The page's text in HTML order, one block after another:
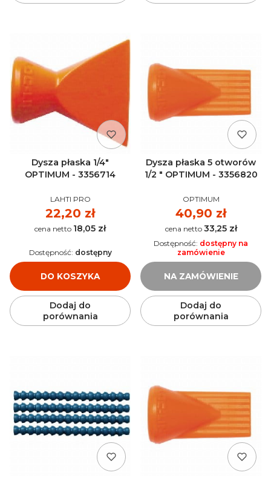
Dysza płaska 1/4"
OPTIMUM - 3356714
PRODUCENT
LAHTI PRO
Cena
22,20 zł
Cena 18,05 zł
DO KOSZYKA
Dostępność: dostępny
Dodaj do
porównania
Dysza płaska 5 otworów
1/2 " OPTIMUM - 3356820
PRODUCENT
OPTIMUM
Cena
40,90 zł
Cena 33,25 zł
NA ZAMÓWIENIE
Dostępność: dostępny na
zamówienie
Dodaj do
porównania